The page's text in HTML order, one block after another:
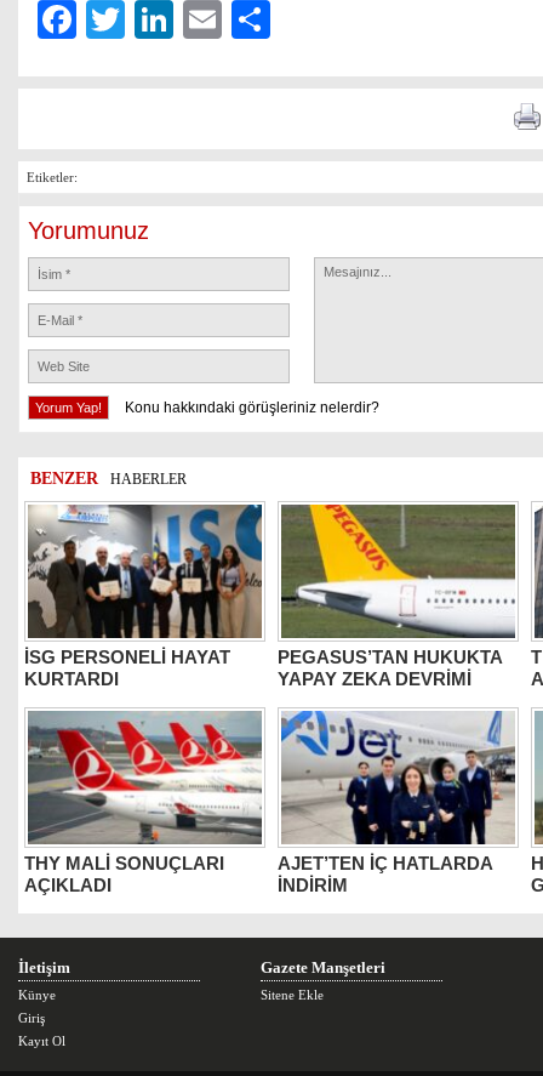
Facebook
TwitterLinkedIn
Email
Etiketler:
Yorumunuz
Konu hakkındaki görüşleriniz nelerdir?
BENZER HABERLER
İSG PERSONELİ HAYAT
KURTARDI
PEGASUS’TAN HUKUKTA
YAPAY ZEKA DEVRİMİ
THY MALİ SONUÇLARI
AÇIKLADI
AJET’TEN İÇ HATLARDA
İNDİRİM
İletişim
Künye
Giriş
Kayıt Ol
Gazete Manşetleri
Sitene Ekle